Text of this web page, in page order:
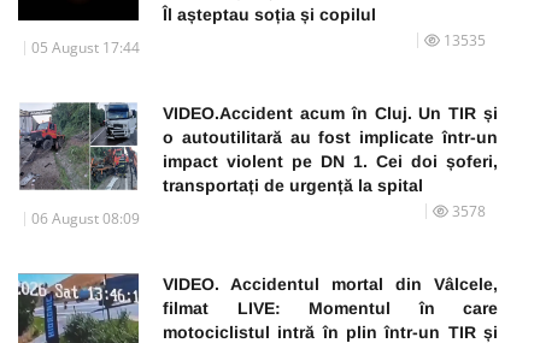
Îl așteptau soția și copilul
05 August 17:44 13535
VIDEO.Accident acum în Cluj. Un TIR și
o autoutilitară au fost implicate într-un
impact violent pe DN 1. Cei doi șoferi,
transportați de urgență la spital
06 August 08:09 3578
VIDEO. Accidentul mortal din Vâlcele,
filmat LIVE: Momentul în care
motociclistul intră în plin într-un TIR și